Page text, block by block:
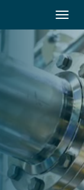
Toggle